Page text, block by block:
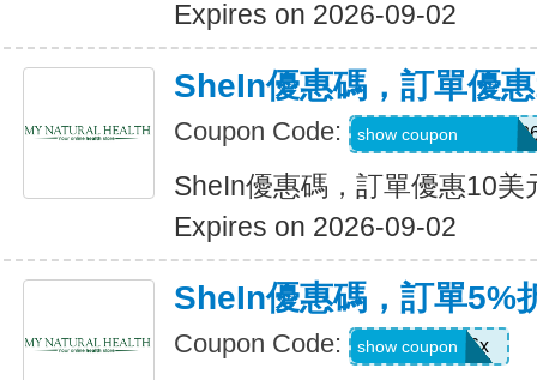
Expires on 2026-09-02
SheIn優惠碼，訂單優
Coupon Code: show coupon
SheIn優惠碼，訂單優惠10美
Expires on 2026-09-02
SheIn優惠碼，訂單5%
Coupon Code: stb4t5u06x
show coupon